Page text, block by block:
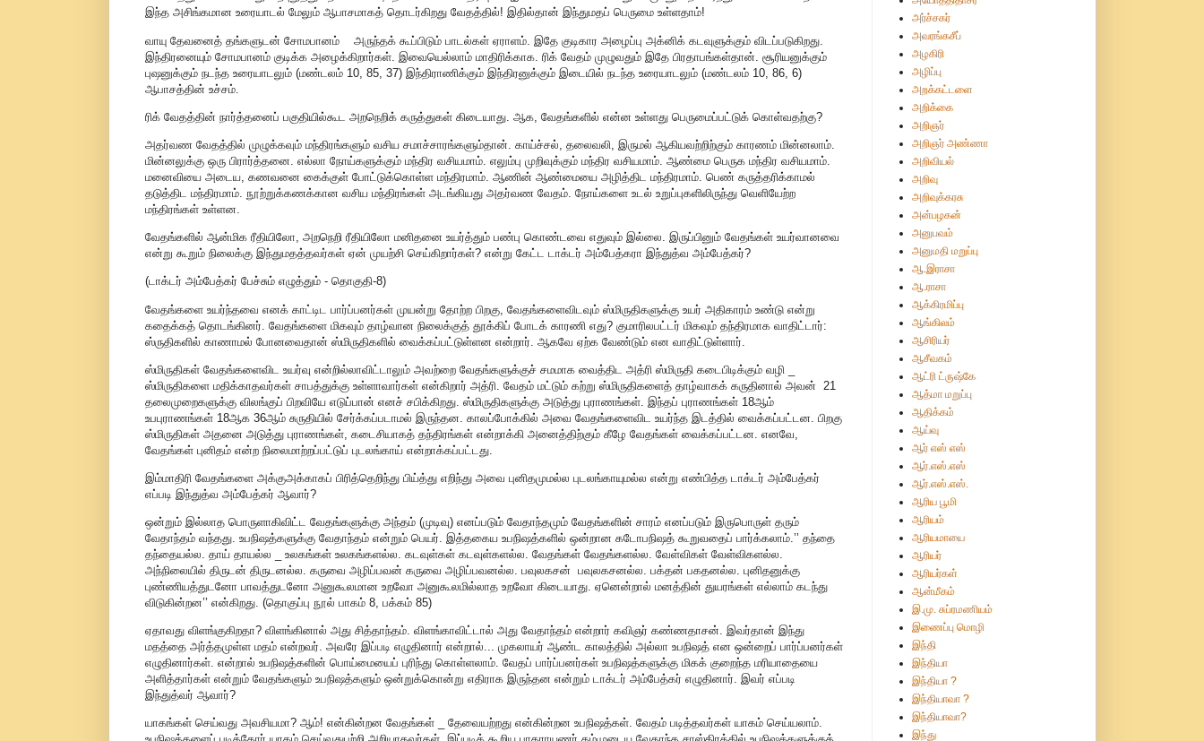
இந்த அசிங்கமான உரையாடல் மேலும் ஆபாசமாகத் தொடர்கிறது வேதத்தில்! இதில்தான் இந்துமதப் பெருமை உள்ளதாம்!
வாயு தேவனைத் தங்களுடன் சோமபானம் அருந்தக் கூப்பிடும் பாடல்கள் ஏராளம். இதே குடிகார அழைப்பு அக்னிக் கடவுளுக்கும் விடப்படுகிறது.
இந்திரனையும் சோமபானம் குடிக்க அழைக்கிறார்கள். இவையெல்லாம் மாதிரிக்காக. ரிக் வேதம் முழுவதும் இதே பிரதாபங்கள்தான். சூரியனுக்கும்
புஷனுக்கும் நடந்த உரையாடலும் (மண்டலம் 10, 85, 37) இந்திராணிக்கும் இந்திரனுக்கும் இடையில் நடந்த உரையாடலும் (மண்டலம் 10, 86, 6)
ஆபாசத்தின் உச்சம்.
ரிக் வேதத்தின் நார்த்தனைப் பகுதியில்கூட அறநெறிக் கருத்துகள் கிடையாது. ஆக, வேதங்களில் என்ன உள்ளது பெருமைப்பட்டுக் கொள்வதற்கு?
அதர்வண வேதத்தில் முழுக்கவும் மந்திரங்களும் வசிய சமாச்சாரங்களும்தான். காய்ச்சல், தலைவலி, இருமல் ஆகியவற்றிற்கும் காரணம் மின்னலாம்.
மின்னலுக்கு ஒரு பிரார்த்தனை. எல்லா நோய்களுக்கும் மந்திர வசியமாம். எலும்பு முறிவுக்கும் மந்திர வசியமாம். ஆண்மை பெருக மந்திர வசியமாம்.
மனைவியை அடைய, கணவனை கைக்குள் போட்டுக்கொள்ள மந்திரமாம். ஆணின் ஆண்மையை அழித்திட மந்திரமாம். பெண் கருத்தரிக்காமல்
தடுத்திட மந்திரமாம். நூற்றுக்கணக்கான வசிய மந்திரங்கள் அடங்கியது அதர்வண வேதம். நோய்களை உடல் உறுப்புகளிலிருந்து வெளியேற்ற
மந்திரங்கள் உள்ளன.
வேதங்களில் ஆன்மிக ரீதியிலோ, அறநெறி ரீதியிலோ மனிதனை உயர்த்தும் பண்பு கொண்டவை எதுவும் இல்லை. இருப்பினும் வேதங்கள் உயர்வானவை
என்று கூறும் நிலைக்கு இந்துமதத்தவர்கள் ஏன் முயற்சி செய்கிறார்கள்? என்று கேட்ட டாக்டர் அம்பேத்கரா இந்துத்வ அம்பேத்கர்?
(டாக்டர் அம்பேத்கர் பேச்சும் எழுத்தும் - தொகுதி-8)
வேதங்களை உயர்ந்தவை எனக் காட்டிட பார்ப்பனர்கள் முயன்று தோற்ற பிறகு, வேதங்களைவிடவும் ஸ்மிருதிகளுக்கு உயர் அதிகாரம் உண்டு என்று
கதைக்கத் தொடங்கினர். வேதங்களை மிகவும் தாழ்வான நிலைக்குத் தூக்கிப் போடக் காரணி எது? குமாரிலபட்டர் மிகவும் தந்திரமாக வாதிட்டார்:
ஸ்ருதிகளில் காணாமல் போனவைதான் ஸ்மிருதிகளில் வைக்கப்பட்டுள்ளன என்றார். ஆகவே ஏற்க வேண்டும் என வாதிட்டுள்ளார்.
ஸ்மிருதிகள் வேதங்களைவிட உயர்வு என்றில்லாவிட்டாலும் அவற்றை வேதங்களுக்குச் சமமாக வைத்திட அத்ரி ஸ்மிருதி கடைபிடிக்கும் வழி _
ஸ்மிருதிகளை மதிக்காதவர்கள் சாபத்துக்கு உள்ளாவார்கள் என்கிறார் அத்ரி. வேதம் மட்டும் கற்று ஸ்மிருதிகளைத் தாழ்வாகக் கருதினால் அவன் 21
தலைமுறைகளுக்கு விலங்குப் பிறவியே எடுப்பான் எனச் சபிக்கிறது. ஸ்மிருதிகளுக்கு அடுத்து புராணங்கள். இந்தப் புராணங்கள் 18ஆம்
உபபுராணங்கள் 18ஆக 36ஆம் சுருதியில் சேர்க்கப்படாமல் இருந்தன. காலப்போக்கில் அவை வேதங்களைவிட உயர்ந்த இடத்தில் வைக்கப்பட்டன. பிறகு
ஸ்மிருதிகள் அதனை அடுத்து புராணங்கள், கடைசியாகத் தந்திரங்கள் என்றாக்கி அனைத்திற்கும் கீழே வேதங்கள் வைக்கப்பட்டன. எனவே,
வேதங்கள் புனிதம் என்ற நிலைமாற்றப்பட்டுப் புடலங்காய் என்றாக்கப்பட்டது.
இம்மாதிரி வேதங்களை அக்குஅக்காகப் பிரித்தெறிந்து பிய்த்து எறிந்து அவை புனிதமுமல்ல புடலங்காயுமல்ல என்று எண்பித்த டாக்டர் அம்பேத்கர்
எப்படி இந்துத்வ அம்பேத்கர் ஆவார்?
ஒன்றும் இல்லாத பொருளாகிவிட்ட வேதங்களுக்கு அந்தம் (முடிவு) எனப்படும் வேதாந்தமும் வேதங்களின் சாரம் எனப்படும் இருபொருள் தரும்
வேதாந்தம் வந்தது. உபநிஷத்களுக்கு வேதாந்தம் என்றும் பெயர். இத்தகைய உபநிஷத்களில் ஒன்றான கடோபநிஷத் கூறுவதைப் பார்க்கலாம்.’’ தந்தை
தந்தையல்ல. தாய் தாயல்ல _ உலகங்கள் உலகங்களல்ல. கடவுள்கள் கடவுள்களல்ல. வேதங்கள் வேதங்களல்ல. வேள்விகள் வேள்விகளல்ல.
அந்நிலையில் திருடன் திருடனல்ல. கருவை அழிப்பவன் கருவை அழிப்பவனல்ல. பவுலகசன் பவுலகசனல்ல. பக்தன் பகதனல்ல. புனிதனுக்கு
புண்ணியத்துடனோ பாவத்துடனோ அனுகூலமான உறவோ அனுகூலமில்லாத உறவோ கிடையாது. ஏனென்றால் மனத்தின் துயரங்கள் எல்லாம் கடந்து
விடுகின்றன’’ என்கிறது. (தொகுப்பு நூல் பாகம் 8, பக்கம் 85)
ஏதாவது விளங்குகிறதா? விளங்கினால் அது சித்தாந்தம். விளங்காவிட்டால் அது வேதாந்தம் என்றார் கவிஞர் கண்ணதாசன். இவர்தான் இந்து
மதத்தை அர்த்தமுள்ள மதம் என்றவர். அவரே இப்படி எழுதினார் என்றால்... முகலாயர் ஆண்ட காலத்தில் அல்லா உபநிஷத் என ஒன்றைப் பார்ப்பனர்கள்
எழுதினார்கள். என்றால் உபநிஷத்களின் பொய்மையைப் புரிந்து கொள்ளலாம். வேதப் பார்ப்பனர்கள் உபநிஷத்களுக்கு மிகக் குறைந்த மரியாதையை
அளித்தார்கள் என்றும் வேதங்களும் உபநிஷத்களும் ஒன்றுக்கொன்று எதிராக இருந்தன என்றும் டாக்டர் அம்பேத்கர் எழுதினார். இவர் எப்படி
இந்துத்வர் ஆவார்?
யாகங்கள் செய்வது அவசியமா? ஆம்! என்கின்றன வேதங்கள் _ தேவையற்றது என்கின்றன உபநிஷத்கள். வேதம் படித்தவர்கள் யாகம் செய்யலாம்.
அர்ச்சகர்
அவரங்கசீப்
அழகிரி
அழிப்பு
அறக்கட்டளை
அறிக்கை
அறிஞர்
அறிஞர் அண்ணா
அறிவியல்
அறிவு
அறிவுக்கரசு
அன்பழகன்
அனுபவம்
அனுமதி மறுப்பு
ஆ.இராசா
ஆ.ராசா
ஆக்கிரமிப்பு
ஆங்கிலம்
ஆசிரியர்
ஆசீவகம்
ஆட்ரி ட்ருஷ்கே
ஆத்மா மறுப்பு
ஆதிக்கம்
ஆய்வு
ஆர் எஸ் எஸ்
ஆர்.எஸ்.எஸ்
ஆர்.எஸ்.எஸ்.
ஆரிய பூமி
ஆரியம்
ஆரியமாயை
ஆரியர்
ஆரியர்கள்
ஆன்மீகம்
இ.மு. சுப்ரமணியம்
இணைப்பு மொழி
இந்தி
இந்தியா
இந்தியா ?
இந்தியாவா ?
இந்தியாவா?
இந்து